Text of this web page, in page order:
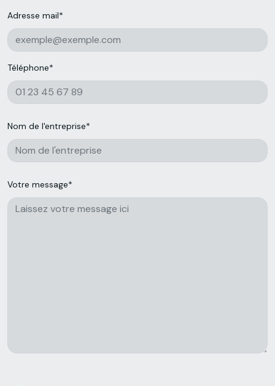
Adresse mail*
Téléphone*
Nom de l'entreprise*
Votre message*